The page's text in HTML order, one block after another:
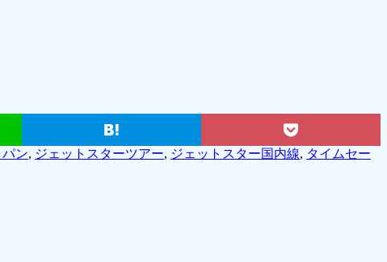
ン, ジェットスターツアー, ジェットスター国内線, タイムセー